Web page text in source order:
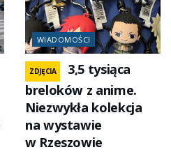
WIADOMOŚCI
ZDJĘCIA
3,5 tysiąca
breloków z anime.
Niezwykła kolekcja
na wystawie
w Rzeszowie